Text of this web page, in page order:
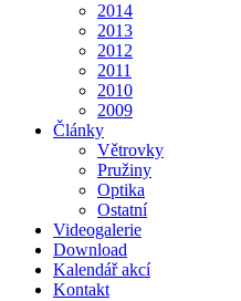
2014
2013
2012
2011
2010
2009
Články
Větrovky
Pružiny
Optika
Ostatní
Videogalerie
Download
Kalendář akcí
Kontakt